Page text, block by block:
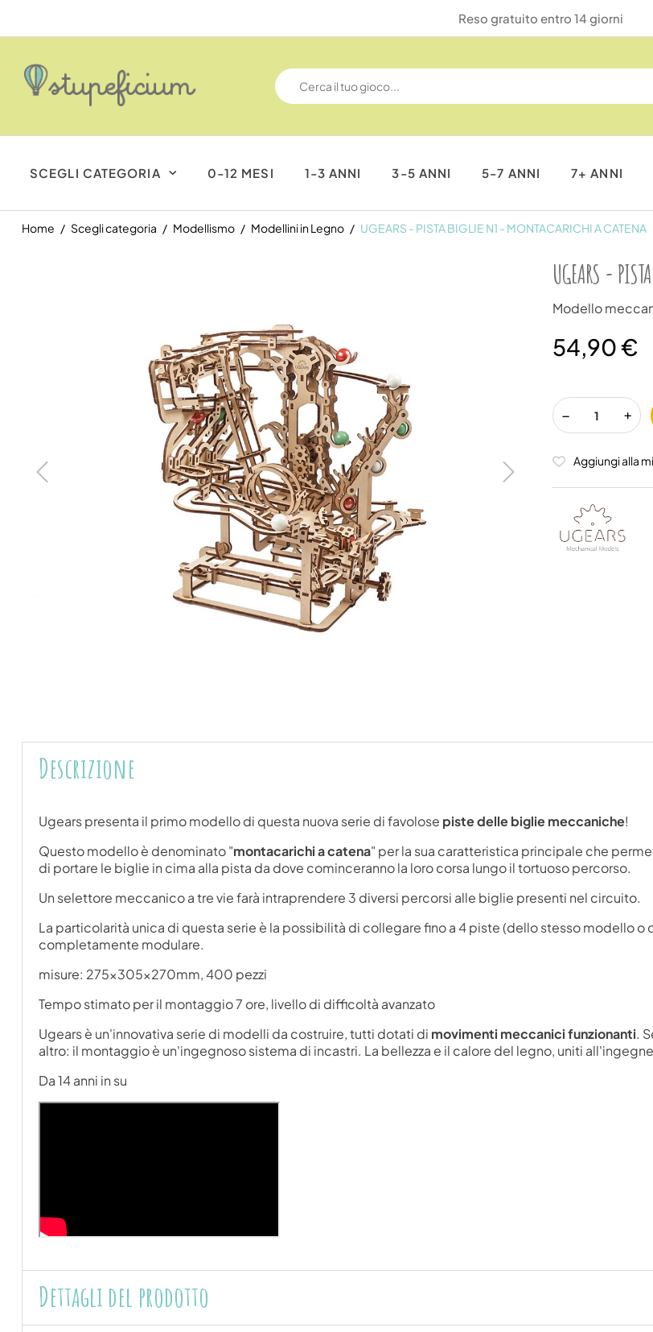
Reso gratuito entro 14 giorni
SCEGLI CATEGORIA 0-12 MESI 1-3 ANNI 3-5 ANNI 5-7 ANNI 7+ ANNI
Home Scegli categoria Modellismo Modellini in Legno UGEARS - PISTA BIGLIE N1 - MONTACARICHI A CATENA
UGEARS -
Modello
54,90 €
Aggiungi alla
Descrizione
Ugears presenta il primo modello di questa nuova serie di favolose piste delle biglie meccaniche!
Questo modello è denominato "montacarichi a catena" per la sua caratteristica principale che
di portare le biglie in cima alla pista da dove cominceranno la loro corsa lungo il tortuoso percorso.
Un selettore meccanico a tre vie farà intraprendere 3 diversi percorsi alle biglie presenti nel circuito.
La particolarità unica di questa serie è la possibilità di collegare fino a 4 piste (dello stesso modello o
completamente modulare.
misure: 275x305x270mm,400 pezzi
Tempo stimato per il montaggio 7 ore, livello di difficoltà avanzato
Ugears è un'innovativa serie di modelli da costruire, tutti dotati di movimenti meccanici funzionanti.
altro: il montaggio è un'ingegnoso sistema di incastri. La bellezza e il calore del legno, uniti
Da 14 anni in su
Dettagli del prodotto